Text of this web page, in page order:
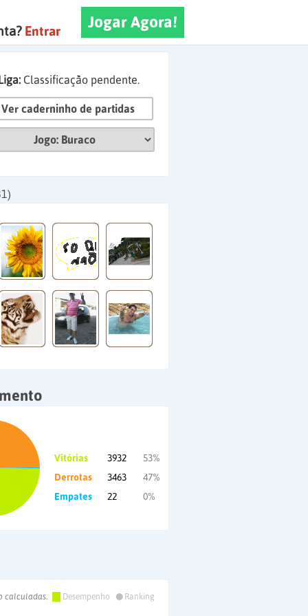
Jogar Agora!
Entrar
Classificação pendente.
Ver caderninho de partidas
Vitórias 3932
53%
Derrotas
3463
47%
Empates
22 0%
calculadas. Desempenho •
Ranking